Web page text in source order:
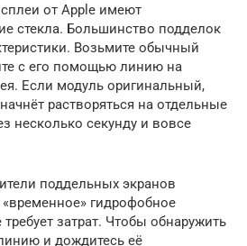
от Apple имеют
стекла. Большинство подделок
Возьмите обычный
с его помощью линию на
Если модуль оригинальный,
растворяться на отдельные
несколько секунду и вовсе
поддельных экранов
гидрофобное
затрат. Чтобы обнаружить
и дождитесь её